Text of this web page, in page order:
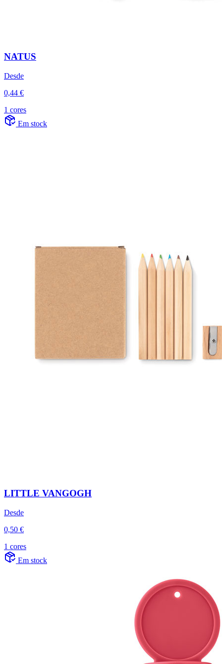
NATUS
Desde
0,44 €
1 cores
Em stock
LITTLE VANGOGH
Desde
0,50 €
1 cores
Em stock